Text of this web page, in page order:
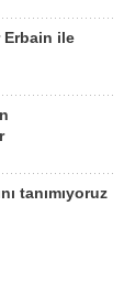
Erbain ile
tanımıyoruz